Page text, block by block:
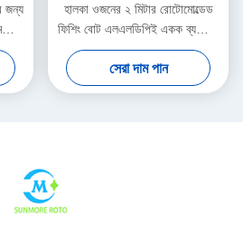
জন্য
হালকা ওজনের ২ মিটার রোটোমোল্ডেড
ফিশিং বোট এলএলডিপিই একক ব্যক্তির
নৌকা জলজ কৃষি / হ্রদ পরিদর্শন
সেরা দাম পান